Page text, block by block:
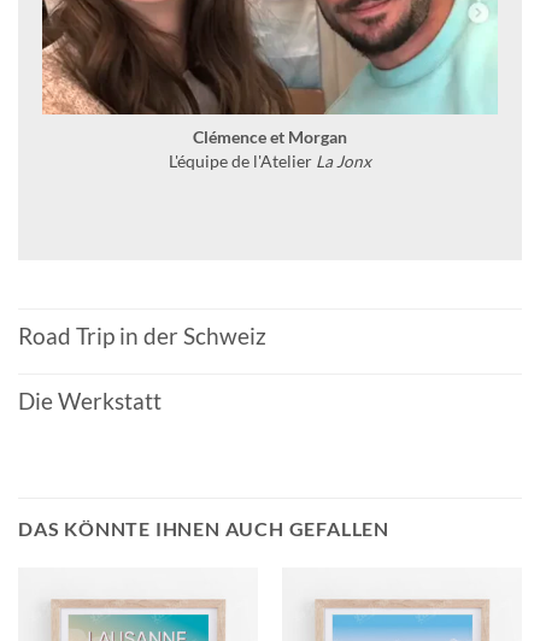
Clémence et Morgan
L'équipe de l'Atelier La Jonx
Road Trip in der Schweiz
Die Werkstatt
DAS KÖNNTE IHNEN AUCH GEFALLEN